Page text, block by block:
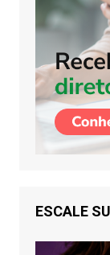
ESCALE